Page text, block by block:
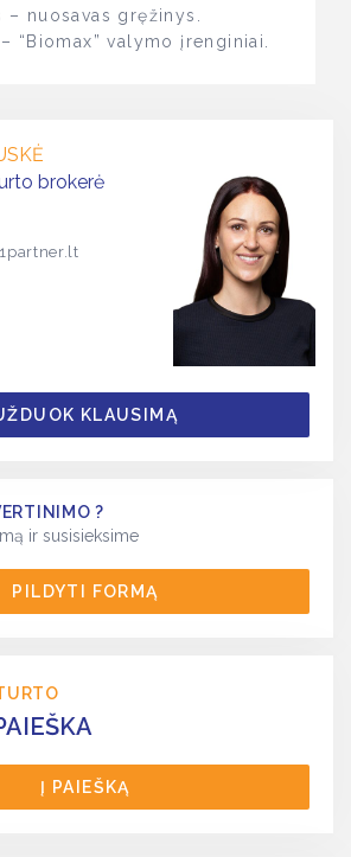
– nuosavas gręžinys.
“Biomax” valymo įrenginiai.
brokerė
KLAUSIMĄ
?
ir susisieksime
PILDYTI FORMĄ
Į PAIEŠKĄ